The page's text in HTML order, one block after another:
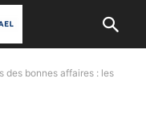
des bonnes affaires : les